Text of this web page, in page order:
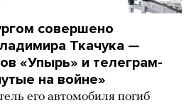
совершено
Ткачука —
«Упырь» и телеграм-
на войне»
его автомобиля погиб